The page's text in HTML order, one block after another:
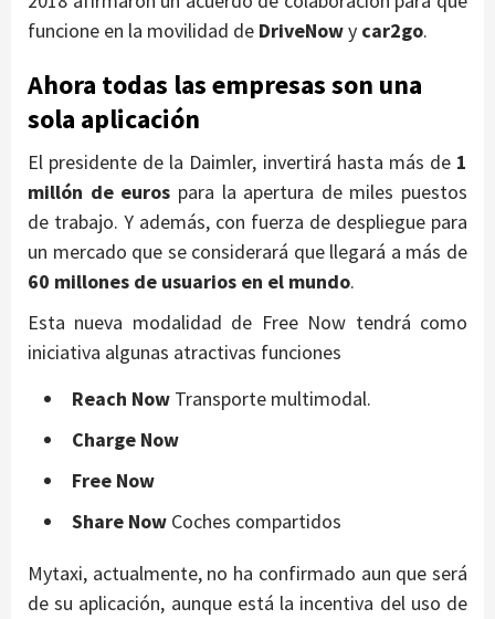
funcione en la movilidad de DriveNowy car2go.
Ahora todas las empresas son una
sola aplicación
El presidente de la Daimler, invertirá hasta más de 1
millón de euros para la apertura de miles puestos
de trabajo. Y además, con fuerza de despliegue para
un mercado que se considerará que llegará a más de
60 millones de usuarios en el mundo.
Esta nueva modalidad de Free Now tendrá como
iniciativa algunas atractivas funciones
Reach Now Transporte multimodal.
Charge Now
Free Now
Share Now Coches compartidos
Mytaxi, actualmente, no ha confirmado aun que será
de su aplicación, aunque está la incentiva del uso de